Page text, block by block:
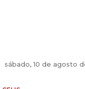
sábado, 10 de agosto